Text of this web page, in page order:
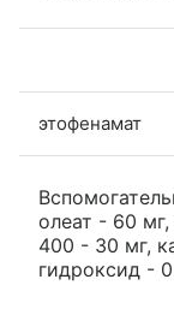
этофенамат
олеат - 60
400 - 30 мг,
гидроксид -